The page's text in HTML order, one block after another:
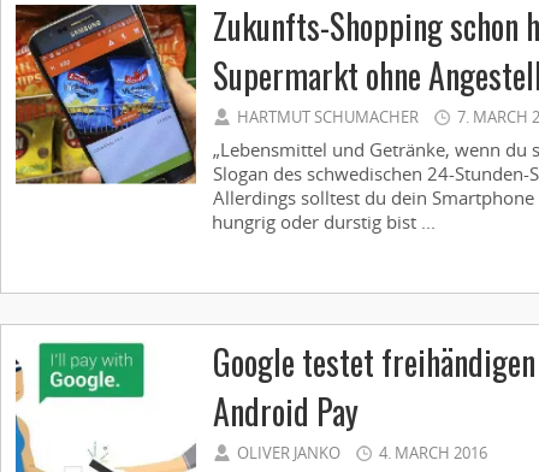
Zukunfts-Shopping schon
Supermarkt ohne
HARTMUT SCHUMACHER 7. MARCH
„Lebensmittel und Getränke, wenn du
Slogan des schwedischen 24-
Allerdings solltest du dein
hungrig oder durstig bist ...
Google testet
Android Pay
OLIVER JANKO 4. MARCH 2016